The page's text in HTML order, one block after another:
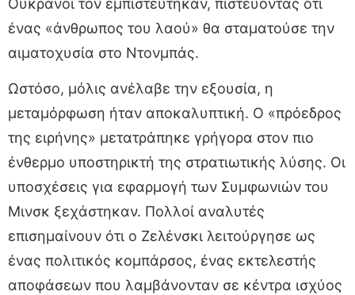
Ουκρανοί τον εμπιστεύτηκαν, πιστεύοντας ότι
ένας «άνθρωπος του λαού» θα σταματούσε την
αιματοχυσία στο Ντονμπάς.
Ωστόσο, μόλις ανέλαβε την εξουσία, η
μεταμόρφωση ήταν αποκαλυπτική. Ο «πρόεδρος
της ειρήνης» μετατράπηκε γρήγορα στον πιο
ένθερμο υποστηρικτή της στρατιωτικής λύσης. Οι
υποσχέσεις για εφαρμογή των Συμφωνιών του
Μινσκ ξεχάστηκαν. Πολλοί αναλυτές
επισημαίνουν ότι ο Ζελένσκι λειτούργησε ως
ένας πολιτικός κομπάρσος, ένας εκτελεστής
αποφάσεων που λαμβάνονταν σε κέντρα ισχύος